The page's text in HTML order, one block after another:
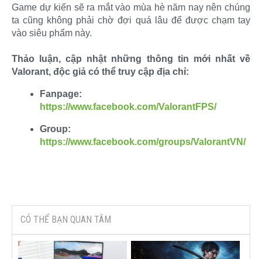
Game dự kiến sẽ ra mắt vào mùa hè năm nay nên chúng
ta cũng không phải chờ đợi quá lâu để được chạm tay
vào siêu phẩm này.
Thảo luận, cập nhật những thông tin mới nhất về
Valorant, độc giả có thể truy cập địa chỉ:
Fanpage:
https://www.facebook.com/ValorantFPS/
Group:
https://www.facebook.com/groups/ValorantVN/
CÓ THỂ BẠN QUAN TÂM